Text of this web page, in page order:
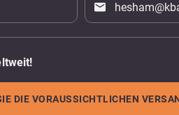
DIE VORAUSSICHTLICHEN